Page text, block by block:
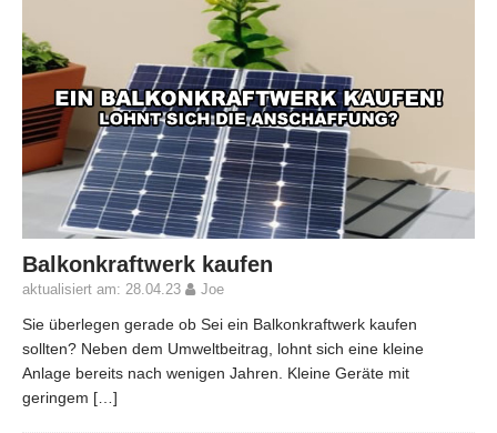
Balkonkraftwerk kaufen
aktualisiert am: 28.04.23 Joe
Sie überlegen gerade ob Sei ein Balkonkraftwerk kaufen
sollten? Neben dem Umweltbeitrag, lohnt sich eine kleine
Anlage bereits nach wenigen Jahren. Kleine Geräte mit
geringem […]